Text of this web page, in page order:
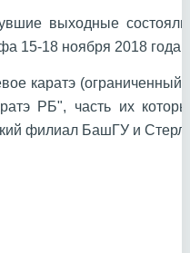
выходные
15-18 ноября 2018 года
каратэ (ограниченный
РБ", часть их
филиал БашГУ и